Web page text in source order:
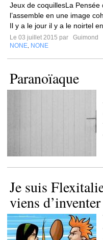
Jeux de coquillesLa Pensée
l’assemble en une image
Il y a le jour il y a le noirtel
Le 03 juillet 2015 par
Guimond
NONE NONE
Paranoïaque
Je suis
viens